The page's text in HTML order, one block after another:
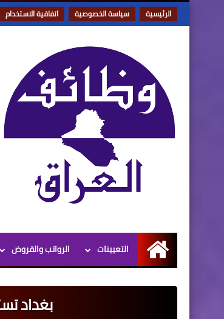
الرئيسية سياسة الخصوصية اتفاقية الاستخدام
الرئيسية
التعيينات الرواتب والقروض
بغداد